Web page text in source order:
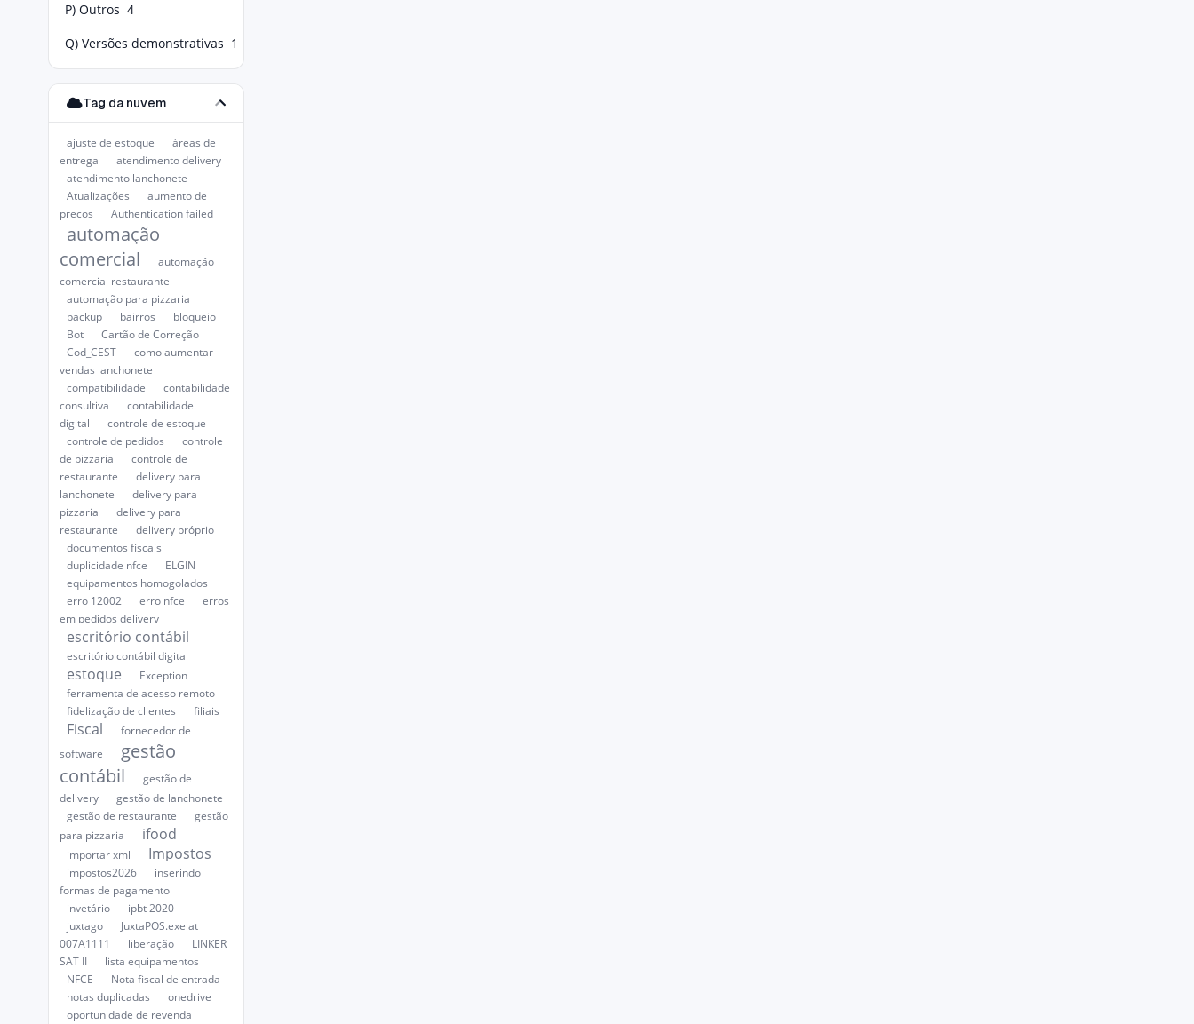
P) Outros 4
Q) Versões demonstrativas 1
Tag da nuvem
ajuste de estoque
áreas de
entrega
atendimento delivery
atendimento lanchonete
Atualizações
aumento de
preços
Authentication failed
automação
comercial
automação
comercial restaurante
automação para pizzaria
backup
bairros
bloqueio
Bot
Cartão de Correção
Cod_CEST
como aumentar
vendas lanchonete
compatibilidade
contabilidade
consultiva
contabilidade
digital
controle de estoque
controle de pedidos
controle
de pizzaria
controle de
restaurante
delivery para
lanchonete
delivery para
pizzaria
delivery para
restaurante
delivery próprio
documentos fiscais
duplicidade nfce
ELGIN
equipamentos homogolados
erro 12002
erro nfce
erros
em pedidos delivery
escritório contábil
escritório contábil digital
estoque
Exception
ferramenta de acesso remoto
fidelização de clientes
filiais
Fiscal
fornecedor de
software
gestão
contábil
gestão de
delivery
gestão de lanchonete
gestão de restaurante
gestão
para pizzaria
ifood
importar xml Impostos
impostos2026
inserindo
formas de pagamento
invetário
ipbt 2020
juxtago
JuxtaPOS.exe at
007A1111
liberação
LINKER
SAT II
lista equipamentos
NFCE
Nota fiscal de entrada
notas duplicadas
onedrive
oportunidade de revenda